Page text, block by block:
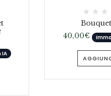
40,00€